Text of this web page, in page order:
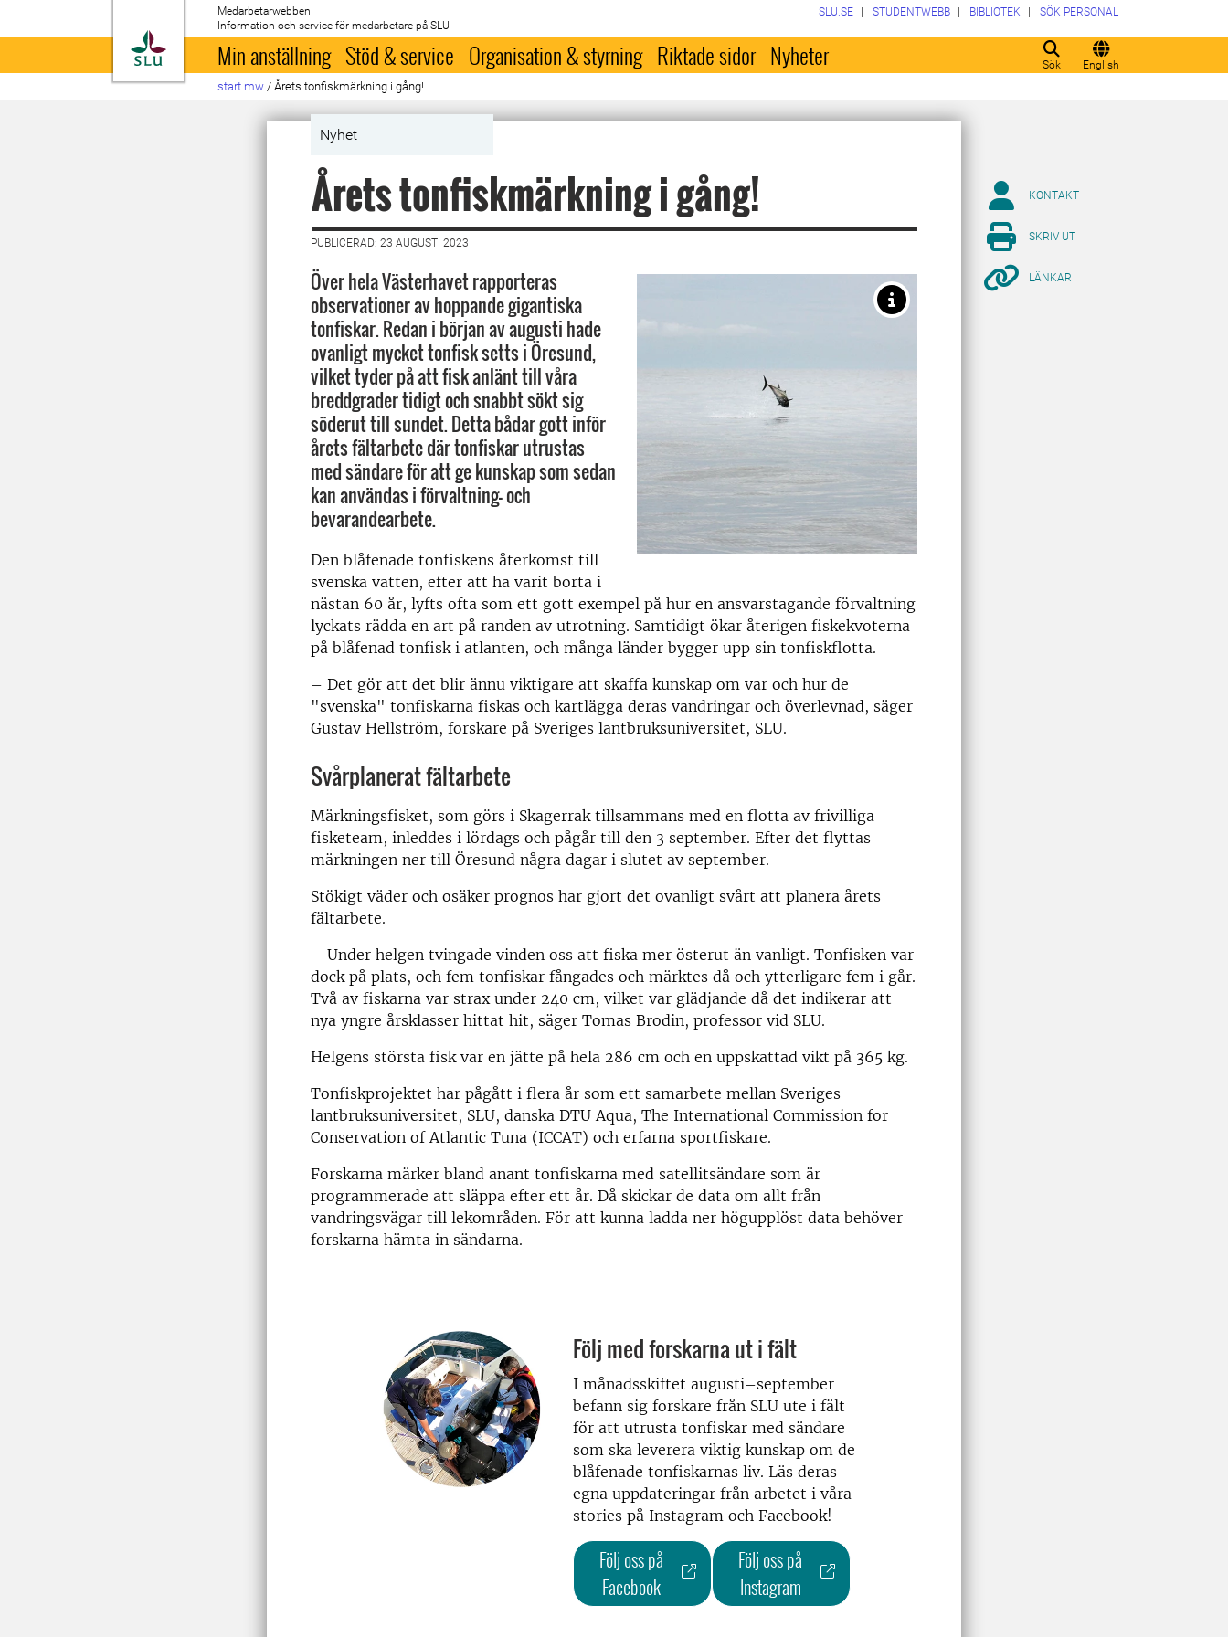
Till startsida
Medarbetarwebben
Information och service för medarbetare på SLU
Sök English
SLU.SE STUDENTWEBB BIBLIOTEK SÖK PERSONAL
Min anställning Stöd & service Organisation & styrning Riktade sidor Nyheter
start mw / Årets tonfiskmärkning i gång!
Nyhet
Årets tonfiskmärkning i gång!
PUBLICERAD: 23 AUGUSTI 2023
Över hela Västerhavet rapporteras
observationer av hoppande gigantiska
tonfiskar. Redan i början av augusti hade
ovanligt mycket tonfisk setts i Öresund,
vilket tyder på att fisk anlänt till våra
breddgrader tidigt och snabbt sökt sig
söderut till sundet. Detta bådar gott inför
årets fältarbete där tonfiskar utrustas
med sändare för att ge kunskap som sedan
kan användas i förvaltning- och
bevarandearbete.
Den blåfenade tonfiskens återkomst till
svenska vatten, efter att ha varit borta i
nästan 60 år, lyfts ofta som ett gott exempel på hur en ansvarstagande förvaltning
lyckats rädda en art på randen av utrotning. Samtidigt ökar återigen fiskekvoterna
på blåfenad tonfisk i atlanten, och många länder bygger upp sin tonfiskflotta.
– Det gör att det blir ännu viktigare att skaffa kunskap om var och hur de
"svenska" tonfiskarna fiskas och kartlägga deras vandringar och överlevnad, säger
Gustav Hellström, forskare på Sveriges lantbruksuniversitet, SLU.
Svårplanerat fältarbete
Märkningsfisket, som görs i Skagerrak tillsammans med en flotta av frivilliga
fisketeam, inleddes i lördags och pågår till den 3 september. Efter det flyttas
märkningen ner till Öresund några dagar i slutet av september.
Stökigt väder och osäker prognos har gjort det ovanligt svårt att planera årets
fältarbete.
– Under helgen tvingade vinden oss att fiska mer österut än vanligt. Tonfisken var
dock på plats, och fem tonfiskar fångades och märktes då och ytterligare fem i går.
Två av fiskarna var strax under 240 cm, vilket var glädjande då det indikerar att
nya yngre årsklasser hittat hit, säger Tomas Brodin, professor vid SLU.
Helgens största fisk var en jätte på hela 286 cm och en uppskattad vikt på 365 kg.
Tonfiskprojektet har pågått i flera år som ett samarbete mellan Sveriges
lantbruksuniversitet, SLU, danska DTU Aqua, The International Commission for
Conservation of Atlantic Tuna (ICCAT) och erfarna sportfiskare.
Forskarna märker bland anant tonfiskarna med satellitsändare som är
programmerade att släppa efter ett år. Då skickar de data om allt från
vandringsvägar till lekområden. För att kunna ladda ner högupplöst data behöver
forskarna hämta in sändarna.
Följ med forskarna ut i fält
I månadsskiftet augusti–september
befann sig forskare från SLU ute i fält
för att utrusta tonfiskar med sändare
som ska leverera viktig kunskap om de
blåfenade tonfiskarnas liv. Läs deras
egna uppdateringar från arbetet i våra
stories på Instagram och Facebook!
Följ oss på
Facebook
Följ oss på
Instagram
KONTAKT
SKRIV UT
LÄNKAR